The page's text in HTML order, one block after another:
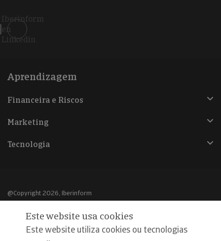
Iberinform
en
Linkedin
Aprendizagem
Financeira e Riscos
Marketing
Tecnologia
@Copyright 2026, Iberinform
Aviso legal
Política de cookies
Este website usa cookies
Este website utiliza cookies ou tecnologias